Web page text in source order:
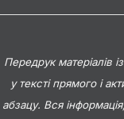
Передрук матеріалів
у тексті прямого і
абзацу. Вся